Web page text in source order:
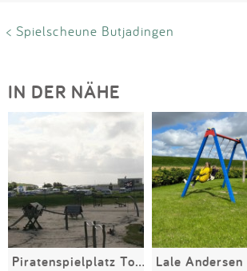
< Spielscheune Butjadingen
IN DER NÄHE
Piratenspielplatz Tossens Lale Andersen